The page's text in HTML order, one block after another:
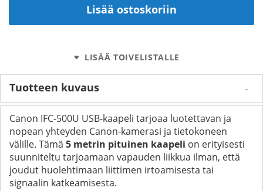
Lisää ostoskoriin
LISÄÄ TOIVELISTALLE
Tuotteen kuvaus
Canon IFC-500U USB-kaapeli tarjoaa luotettavan ja
nopean yhteyden Canon-kamerasi ja tietokoneen
välille. Tämä 5 metrin pituinen kaapeli on erityisesti
suunniteltu tarjoamaan vapauden liikkua ilman, että
joudut huolehtimaan liittimen irtoamisesta tai
signaalin katkeamisesta.